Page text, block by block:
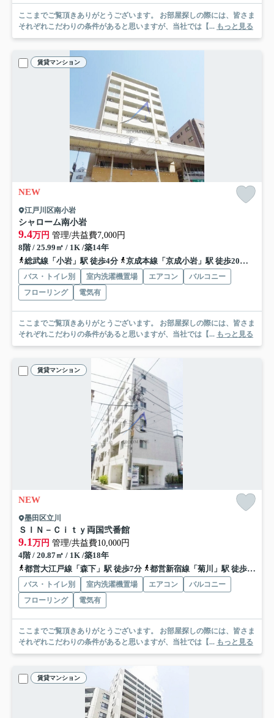
ここまでご覧頂きありがとうございます。 お部屋探しの際には、皆さま
それぞれこだわりの条件があると思いますが、当社では【... もっと見る
賃貸マンション
NEW
江戸川区南小岩
シャローム南小岩
9.4万円 管理/共益費7,000円
8階 / 25.99㎡ / 1K /築14年
総武線「小岩」駅 徒歩4分
京成本線「京成小岩」駅 徒歩20分
バス・トイレ別 室内洗濯機置場 エアコン
バルコニー
フローリング
電気有
ここまでご覧頂きありがとうございます。 お部屋探しの際には、皆さま
それぞれこだわりの条件があると思いますが、当社では【... もっと見る
賃貸マンション
NEW
墨田区立川
ＳＩＮ－Ｃｉｔｙ両国弐番館
9.1万円 管理/共益費10,000円
4階 / 20.87㎡ / 1K /築18年
都営大江戸線「森下」駅 徒歩7分
都営新宿線「菊川」駅 徒歩11分
バス・トイレ別 室内洗濯機置場 エアコン
バルコニー
フローリング
電気有
ここまでご覧頂きありがとうございます。 お部屋探しの際には、皆さま
それぞれこだわりの条件があると思いますが、当社では【... もっと見る
賃貸マンション